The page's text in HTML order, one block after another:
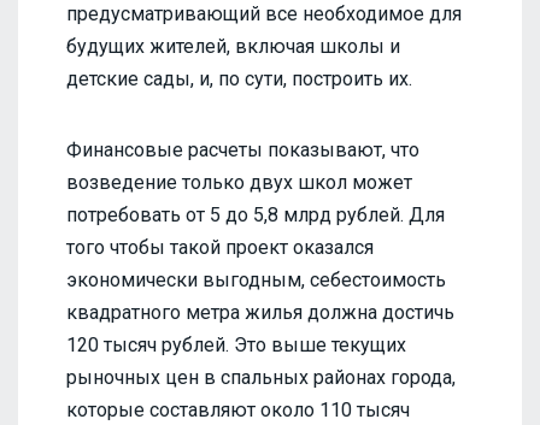
предусматривающий все необходимое для
будущих жителей, включая школы и
детские сады, и, по сути, построить их.
Финансовые расчеты показывают, что
возведение только двух школ может
потребовать от 5 до 5,8 млрд рублей. Для
того чтобы такой проект оказался
экономически выгодным, себестоимость
квадратного метра жилья должна достичь
120 тысяч рублей. Это выше текущих
рыночных цен в спальных районах города,
которые составляют около 110 тысяч